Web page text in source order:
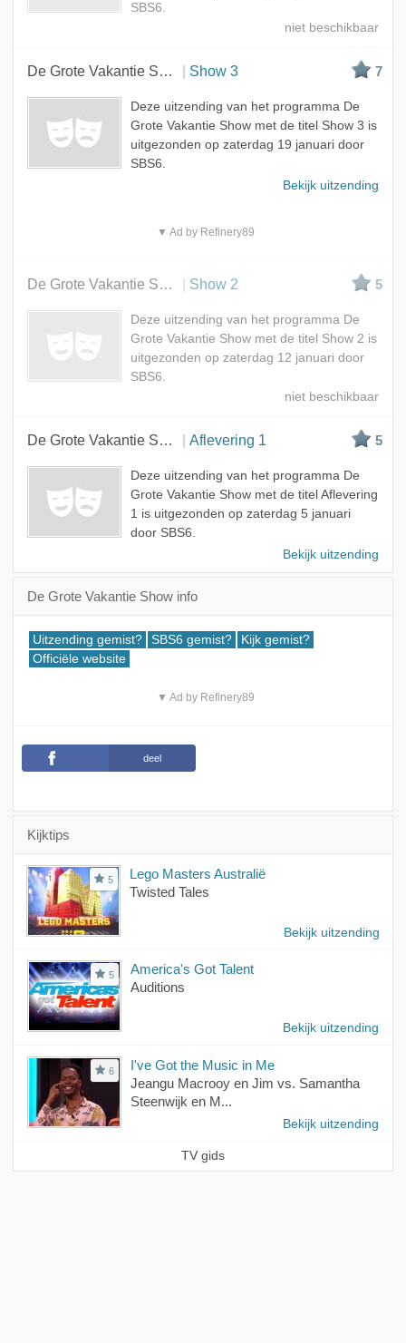
SBS6.
De Grote Vakantie Show Show 3 7
Deze uitzending van het programma De
Grote Vakantie Show met de titel Show 3 is
uitgezonden op zaterdag 19 januari door
SBS6.
Bekijk uitzending
▼ Ad by Refinery89
De Grote Vakantie Show Show 2 5
Deze uitzending van het programma De
Grote Vakantie Show met de titel Show 2 is
uitgezonden op zaterdag 12 januari door
SBS6.
De Grote Vakantie Show Aflevering 1 5
Deze uitzending van het programma De
Grote Vakantie Show met de titel Aflevering
1 is uitgezonden op zaterdag 5 januari
door SBS6.
Bekijk uitzending
De Grote Vakantie Show info
Uitzending gemist? SBS6 gemist?
Kijk gemist?
Officiële website
▼ Ad by Refinery89
deel
Kijktips
5
Lego Masters Australië
Twisted Tales
Bekijk uitzending
5
America's Got Talent
Auditions
Bekijk uitzending
6
I've Got the Music in Me
Jeangu Macrooy en Jim vs. Samantha
Steenwijk en M...
Bekijk uitzending
TV gids